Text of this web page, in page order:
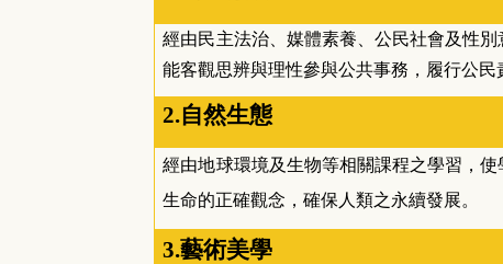
經由民主法治、媒體素養、公民社會及性
能客觀思辨與理性參與公共事務，履行公民
2.自然生態
經由地球環境及生物等相關課程之學習，
生命的正確觀念，確保人類之永續發展。
3.藝術美學